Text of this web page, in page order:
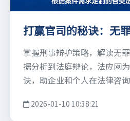
打赢官司的秘诀：无
掌握刑事辩护策略，解读无
据分析到法庭辩论，法应网
诀，助企业和个人在法律咨
2026-01-10 10:38:21